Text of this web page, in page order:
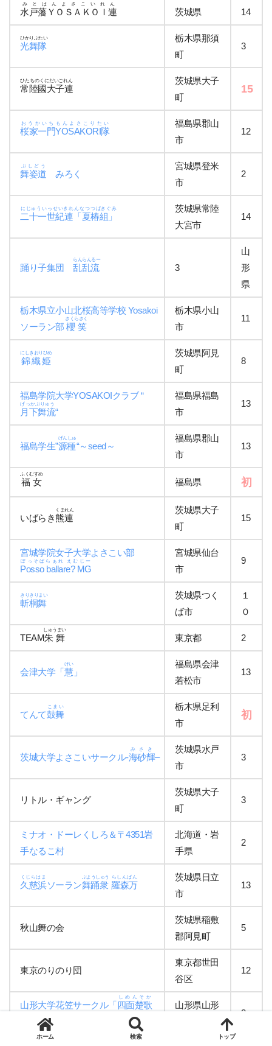
水戸藩ＹＯＳＡＫＯＩ連
みとはんよさこいれん
茨城県 14
光舞隊
ひかりぶたい
栃木県那須
町
3
常陸國大子連
ひたちのくにだいごれん
茨城県大子
町
15
桜家一門YOSAKORI隊
おうかいちもんよさこりたい
福島県郡山
市
12
舞姿道
ぶしどう
みろく
宮城県登米
市
2
二十一世紀連「夏椿組」
にじゅういっせいきれんなつつばきぐみ
茨城県常陸
大宮市
14
踊り子集団 乱乱流
らんらんるー
3
山
形
県
栃木県立小山北桜高等学校 Yosakoi
ソーラン部 櫻笑
さくらさく
栃木県小山
市
11
錦織姫
にしきおりひめ
茨城県阿見
町
8
福島学院大学YOSAKOIクラブ “
月下舞流
げっかぶりゅう
“
福島県福島
市
13
福島学生”源種
げんしゅ
“～seed～
福島県郡山
市
13
福女
ふくむすめ
福島県 初
いばらき熊連
くまれん
茨城県大子
町
15
宮城学院女子大学よさこい部
Posso ballare? MG
ぽっそばらぁれ えむじー
宮城県仙台
市
9
斬桐舞
きりきりまい
茨城県つく
ば市
１
０
TEAM朱舞
しゅうまい
東京都 2
会津大学「慧
けい
」
福島県会津
若松市
13
てんて鼓舞
こまい
栃木県足利
市
初
茨城大学よさこいサークル-海砂輝
みさき
–
茨城県水戸
市
3
リトル・ギャング
茨城県大子
町
3
ミナオ・ドーレくしろ＆〒4351岩
手なるこ村
北海道・岩
手県
2
久慈浜
くじらはま
ソーラン舞踊衆
ぶようしゅう
羅森万
らしんばん
茨城県日立
市
13
秋山舞の会
茨城県稲敷
郡阿見町
5
東京のりのり団
東京都世田
谷区
12
山形大学花笠サークル「四面楚歌
しめんそか
山形県山形
2
ホーム 検索 トップ